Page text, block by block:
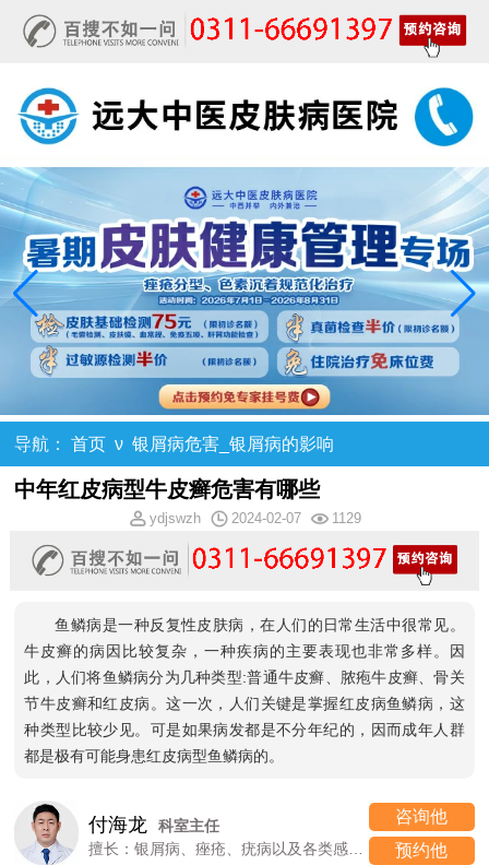
导航： 首页 ν银屑病危害_银屑病的影响
中年红皮病型牛皮癣危害有哪些
ydjswzh 2024-02-07 1129
鱼鳞病是一种反复性皮肤病，在人们的日常生活中很常见。
牛皮癣的病因比较复杂，一种疾病的主要表现也非常多样。因
此，人们将鱼鳞病分为几种类型:普通牛皮癣、脓疱牛皮癣、骨关
节牛皮癣和红皮病。这一次，人们关键是掌握红皮病鱼鳞病，这
种类型比较少见。可是如果病发都是不分年纪的，因而成年人群
都是极有可能身患红皮病型鱼鳞病的。
付海龙
科室主任
擅长：银屑病、痤疮、疣病以及各类感染性、过敏性皮肤病
咨询他
预约他